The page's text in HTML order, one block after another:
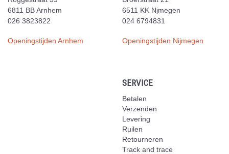
6811 BB Arnhem
026 3823822
Openingstijden Arnhem
6511 KK Njmegen
024 6794831
Openingstijden Nijmegen
SERVICE
Betalen
Verzenden
Levering
Ruilen
Retourneren
Track and trace